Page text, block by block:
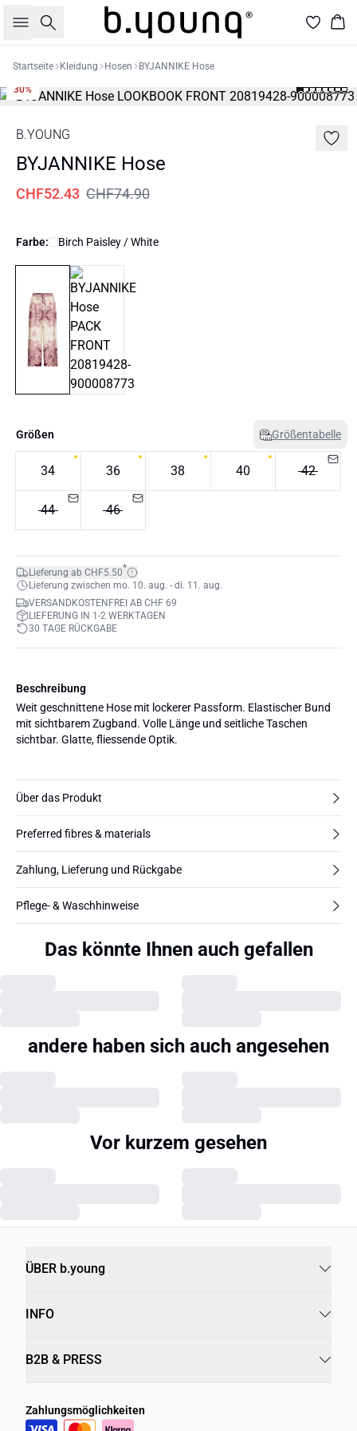
Suche
Startseite Kleidung Hosen BYJANNIKE Hose
30%
B.YOUNG
BYJANNIKE Hose
CHF52.43 CHF74.90
Farbe: Birch Paisley / White
Größen Größentabelle
34 36 38 40 42
44 46
Lieferung ab CHF5.50*
Lieferung zwischen mo. 10. aug. - di. 11. aug.
VERSANDKOSTENFREI AB CHF 69
LIEFERUNG IN 1-2 WERKTAGEN
30 TAGE RÜCKGABE
Beschreibung
Weit geschnittene Hose mit lockerer Passform. Elastischer Bund
mit sichtbarem Zugband. Volle Länge und seitliche Taschen
sichtbar. Glatte, fliessende Optik.
Über das Produkt
Preferred fibres & materials
Zahlung, Lieferung und Rückgabe
Pflege- & Waschhinweise
Das könnte Ihnen auch gefallen
andere haben sich auch angesehen
Vor kurzem gesehen
ÜBER b.young
INFO
B2B & PRESS
Zahlungsmöglichkeiten